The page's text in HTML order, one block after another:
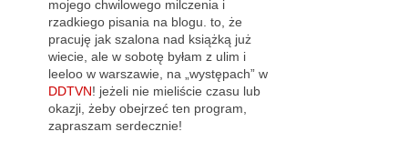
mojego chwilowego milczenia i
rzadkiego pisania na blogu. to, że
pracuję jak szalona nad książką już
wiecie, ale w sobotę byłam z ulim i
leeloo w warszawie, na „występach” w
DDTVN! jeżeli nie mieliście czasu lub
okazji, żeby obejrzeć ten program,
zapraszam serdecznie!